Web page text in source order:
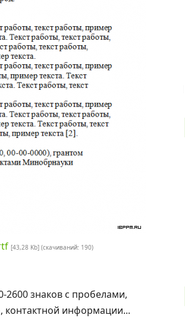
[43,28 Kb] (cкачиваний: 190)
знаков с пробелами,
контактной информации...